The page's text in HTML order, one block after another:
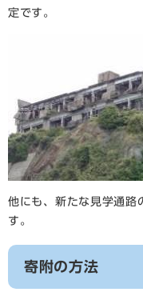
定です。
他にも、新たな見学通路
す。
寄附の方法